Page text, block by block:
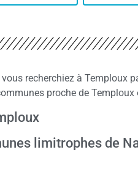
recherchiez à Temploux
proche de
limitrophes de